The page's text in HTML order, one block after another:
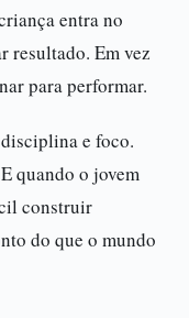
entra no
resultado. Em vez
para performar.
e foco.
quando o jovem
construir
do que o mundo